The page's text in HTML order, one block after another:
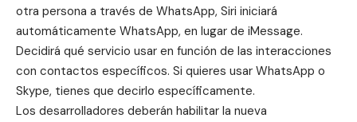
otra persona a través de WhatsApp, Siri iniciará
automáticamente WhatsApp, en lugar de iMessage.
Decidirá qué servicio usar en función de las interacciones
con contactos específicos. Si quieres usar WhatsApp o
Skype, tienes que decirlo específicamente.
Los desarrolladores deberán habilitar la nueva